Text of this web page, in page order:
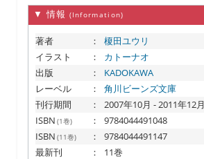
▼ 情報 (Information)
著者 ：
榎田ユウリ
イラスト
：
カトーナオ
出版
：
KADOKAWA
レーベル
：
角川ビーンズ文庫
刊行期間
：
2007年10月 - 2011年12月
ISBN (1巻) ：
9784044491048
ISBN (11巻) ：
9784044491147
最新刊
： 11巻